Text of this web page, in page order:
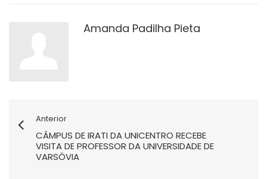
Amanda Padilha Pieta
Anterior
CÂMPUS DE IRATI DA UNICENTRO RECEBE
VISITA DE PROFESSOR DA UNIVERSIDADE DE
VARSÓVIA